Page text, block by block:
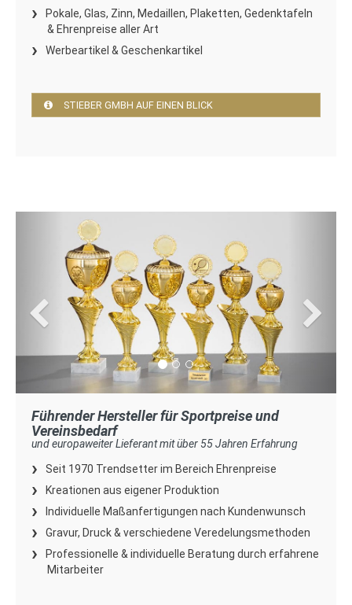
Pokale, Glas, Zinn, Medaillen, Plaketten, Gedenktafeln
& Ehrenpreise aller Art
Werbeartikel & Geschenkartikel
STIEBER GMBH AUF EINEN BLICK
Zurück
Führender Hersteller für Sportpreise und
Vereinsbedarf
und europaweiter Lieferant mit über 55 Jahren Erfahrung
Seit 1970 Trendsetter im Bereich Ehrenpreise
Kreationen aus eigener Produktion
Individuelle Maßanfertigungen nach Kundenwunsch
Gravur, Druck & verschiedene Veredelungsmethoden
Professionelle & individuelle Beratung durch erfahrene
Mitarbeiter